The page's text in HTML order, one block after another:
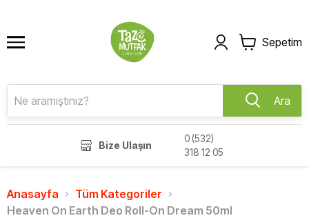
Sepetim
Ara
Bize Ulaşın
0 (532)
318 12 05
Anasayfa
Tüm Kategoriler
Heaven On Earth Deo Roll-On Dream 50ml